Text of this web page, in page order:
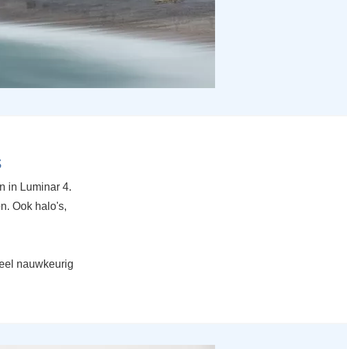
in Luminar 4.
Ook halo's,
nauwkeurig